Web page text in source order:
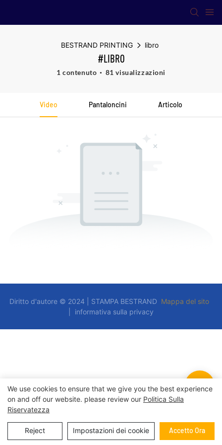
BESTRAND PRINTING libro
#LIBRO
1 contenuto 81 visualizzazioni
Video Pantaloncini Articolo
Diritto d'autore © 2024 | STAMPA BESTRAND Mappa del sito
informativa sulla privacy
We use cookies to ensure that we give you the best experience
on and off our website. please review our Politica Sulla
Riservatezza
Reject Impostazioni dei cookie Accetto Ora